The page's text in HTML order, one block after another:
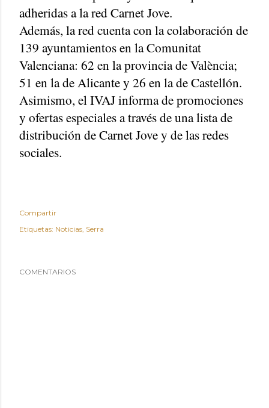
adheridas a la red Carnet Jove.
Además, la red cuenta con la colaboración de
139 ayuntamientos en la Comunitat
Valenciana: 62 en la provincia de València;
51 en la de Alicante y 26 en la de Castellón.
Asimismo, el IVAJ informa de promociones
y ofertas especiales a través de una lista de
distribución de Carnet Jove y de las redes
sociales.
Compartir
Etiquetas: Noticias Serra
COMENTARIOS